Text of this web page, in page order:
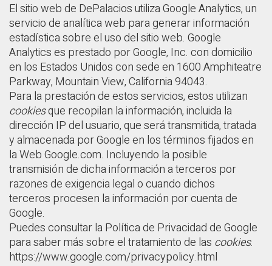
El sitio web de DePalacios utiliza Google Analytics, un
servicio de analítica web para generar información
estadística sobre el uso del sitio web. Google
Analytics es prestado por Google, Inc. con domicilio
en los Estados Unidos con sede en 1600 Amphiteatre
Parkway, Mountain View, California 94043.
Para la prestación de estos servicios, estos utilizan
cookiesque recopilan la información, incluida la
dirección IP del usuario, que será transmitida, tratada
y almacenada por Google en los términos fijados en
la Web Google.com. Incluyendo la posible
transmisión de dicha información a terceros por
razones de exigencia legal o cuando dichos
terceros procesen la información por cuenta de
Google.
Puedes consultar la Política de Privacidad de Google
para saber más sobre el tratamiento de las cookies.
https://www.google.com/privacypolicy.html